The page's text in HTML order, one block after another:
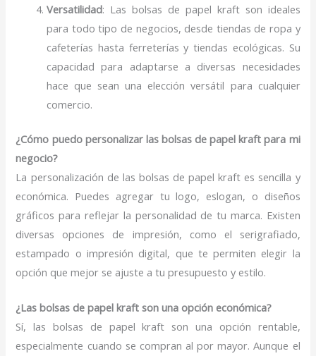
Versatilidad: Las bolsas de papel kraft son ideales
para todo tipo de negocios, desde tiendas de ropa y
cafeterías hasta ferreterías y tiendas ecológicas. Su
capacidad para adaptarse a diversas necesidades
hace que sean una elección versátil para cualquier
comercio.
¿Cómo puedo personalizar las bolsas de papel kraft para mi
negocio?
La personalización de las bolsas de papel kraft es sencilla y
económica. Puedes agregar tu logo, eslogan, o diseños
gráficos para reflejar la personalidad de tu marca. Existen
diversas opciones de impresión, como el serigrafiado,
estampado o impresión digital, que te permiten elegir la
opción que mejor se ajuste a tu presupuesto y estilo.
¿Las bolsas de papel kraft son una opción económica?
Sí, las bolsas de papel kraft son una opción rentable,
especialmente cuando se compran al por mayor. Aunque el